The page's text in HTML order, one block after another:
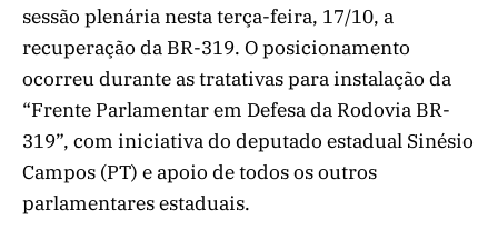
sessão plenária nesta terça-feira, 17/10, a
recuperação da BR-319. O posicionamento
ocorreu durante as tratativas para instalação da
“Frente Parlamentar em Defesa da Rodovia BR-
319”, com iniciativa do deputado estadual Sinésio
Campos (PT) e apoio de todos os outros
parlamentares estaduais.